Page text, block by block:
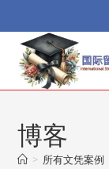
to
content
博客
> 所有文凭案例